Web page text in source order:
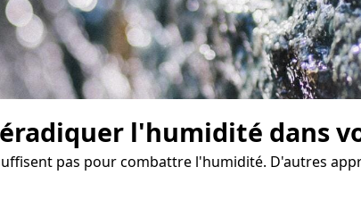
l'humidité dans
pas pour combattre l'humidité. D'autres